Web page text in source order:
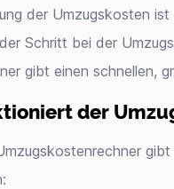
der Umzugskosten ist
Schritt bei der
gibt einen schnellen,
der